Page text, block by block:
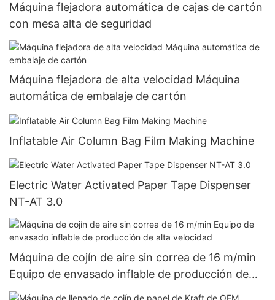
Máquina flejadora automática de cajas de cartón
con mesa alta de seguridad
Máquina flejadora de alta velocidad Máquina
automática de embalaje de cartón
Inflatable Air Column Bag Film Making Machine
Electric Water Activated Paper Tape Dispenser
NT-AT 3.0
Máquina de cojín de aire sin correa de 16 m/min
Equipo de envasado inflable de producción de
alta velocidad